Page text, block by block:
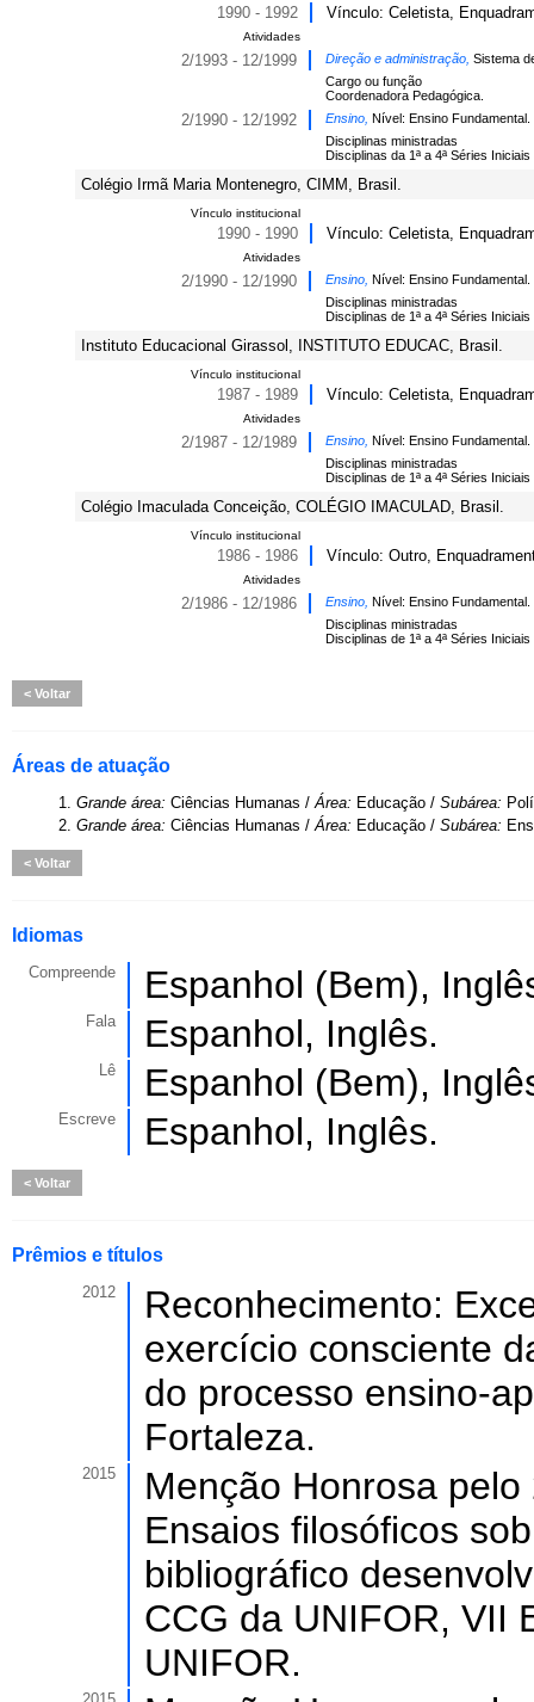
1990 - 1992 Vínculo: Celetista,
Atividades
2/1993 - 12/1999 Direção e administração, Sistema
Cargo ou função
Coordenadora Pedagógica.
2/1990 - 12/1992 Ensino, Nível: Ensino Fundamental.
Disciplinas ministradas
Disciplinas da 1ª a 4ª Séries Iniciais
Colégio Irmã Maria Montenegro, CIMM, Brasil.
Vínculo institucional
1990 - 1990 Vínculo: Celetista,
Atividades
2/1990 - 12/1990 Ensino, Nível: Ensino Fundamental.
Disciplinas ministradas
Disciplinas de 1ª a 4ª Séries Iniciais
Instituto Educacional Girassol, INSTITUTO EDUCAC, Brasil.
Vínculo institucional
1987 - 1989 Vínculo: Celetista,
Atividades
2/1987 - 12/1989 Ensino, Nível: Ensino Fundamental.
Disciplinas ministradas
Disciplinas de 1ª a 4ª Séries Iniciais
Colégio Imaculada Conceição, COLÉGIO IMACULAD, Brasil.
Vínculo institucional
1986 - 1986 Vínculo: Outro,
Atividades
2/1986 - 12/1986 Ensino, Nível: Ensino Fundamental.
Disciplinas ministradas
Disciplinas de 1ª a 4ª Séries Iniciais
Voltar
Áreas de atuação
1. Grande área: Ciências Humanas /Área: Educação / Subárea:
2. Grande área: Ciências Humanas /Área: Educação / Subárea:
Voltar
Idiomas
Compreende Espanhol (Bem),
Fala Espanhol, Inglês.
Lê Espanhol (Bem),
Escreve Espanhol, Inglês.
Voltar
Prêmios e títulos
2012
Reconhecimento:
exercício consciente
do processo ensino-
Fortaleza.
2015
Menção Honrosa
Ensaios filosóficos
bibliográfico
CCG da UNIFOR, VII
UNIFOR.